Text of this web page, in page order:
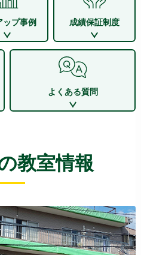
ップ事例 成績保証制度
よくある質問
教室情報